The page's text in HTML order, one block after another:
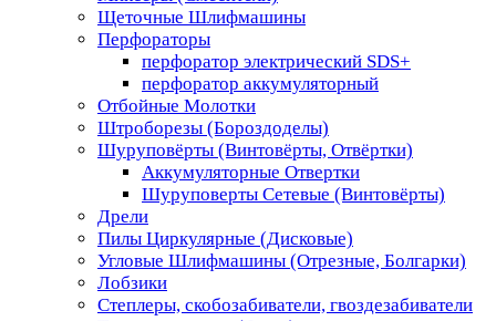
Щеточные Шлифмашины
Перфораторы
перфоратор электрический SDS+
перфоратор аккумуляторный
Отбойные Молотки
Штроборезы (Бороздоделы)
Шуруповёрты (Винтовёрты, Отвёртки)
Аккумуляторные Отвертки
Шуруповерты Сетевые (Винтовёрты)
Дрели
Пилы Циркулярные (Дисковые)
Угловые Шлифмашины (Отрезные, Болгарки)
Лобзики
Степлеры, скобозабиватели, гвоздезабиватели